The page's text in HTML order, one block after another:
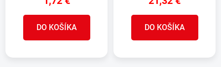
DO KOŠÍKA DO KOŠÍKA